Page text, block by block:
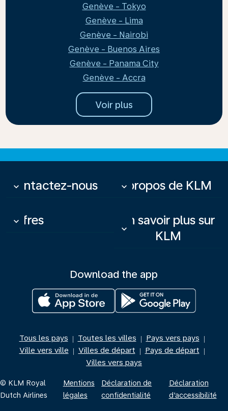
Genève - Tokyo
Genève - Lima
Genève - Nairobi
Genève - Buenos Aires
Genève - Panama City
Genève - Accra
Voir plus
Contactez-nous
keyboard_arrow_down À propos de KLM
keyboard_arrow_down
Offres
keyboard_arrow_down
En savoir plus sur
KLM
keyboard_arrow_down
Download the app
Tous les pays | Toutes les villes | Pays vers pays |
Ville vers ville | Villes de départ | Pays de départ |
Villes vers pays
© KLM Royal
Dutch Airlines
Mentions
légales
Déclaration de
confidentialité
Déclaration
d’accessibilité